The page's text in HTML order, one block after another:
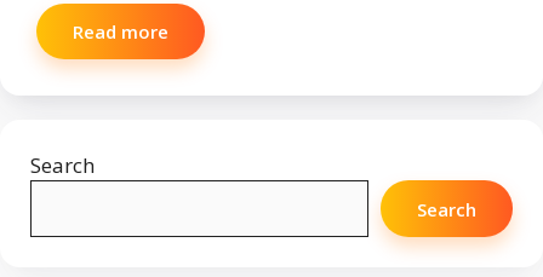
Read more
Search
Search